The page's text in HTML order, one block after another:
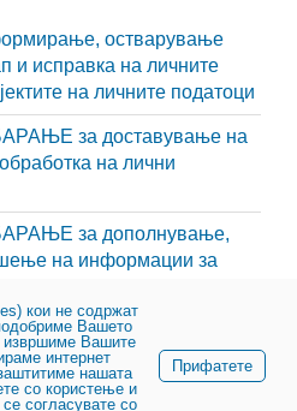
остварување
и исправка на личните
на личните податоци
за доставување на
на лични
за дополнување,
на информации за
за запирање на
податоци
кои не содржат
Вашето
извршиме Вашите
интернет
нашата
со користење и
согласувате со
Прифатете